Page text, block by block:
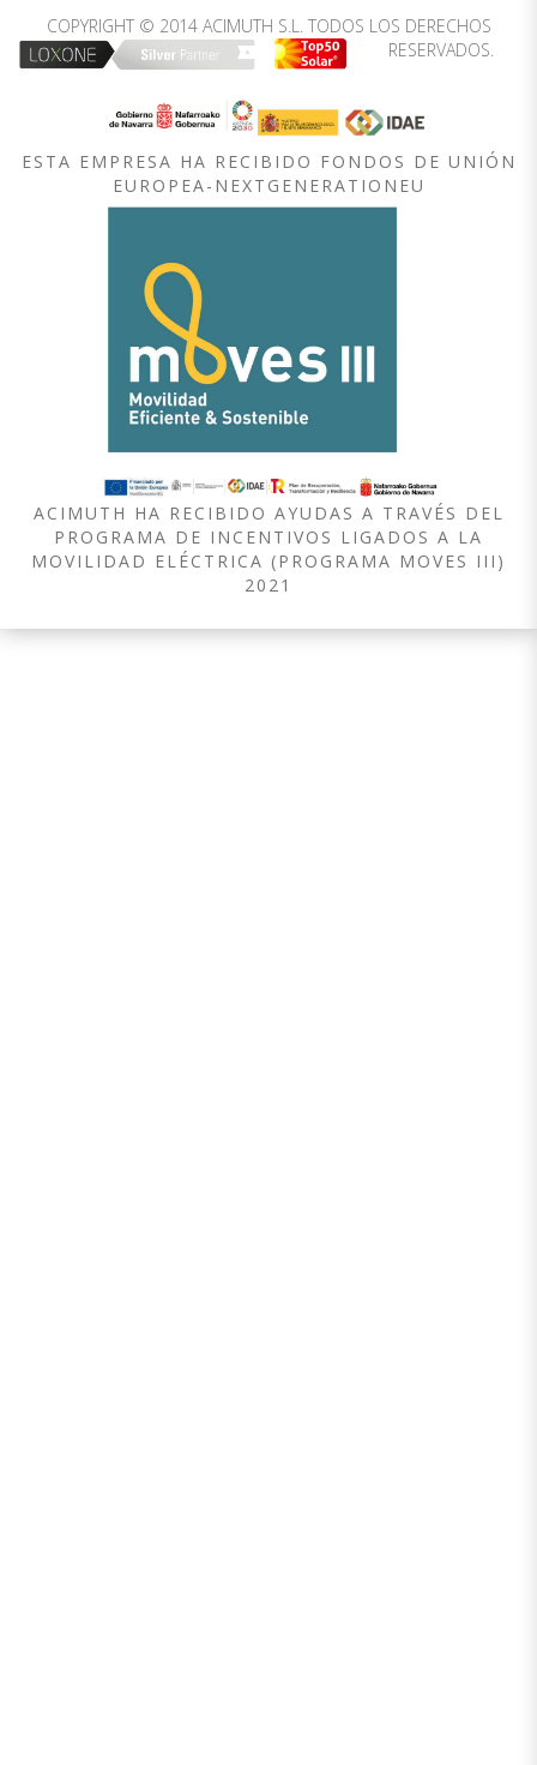
COPYRIGHT © 2014 ACIMUTH S.L. TODOS LOS DERECHOS
RESERVADOS.
ESTA EMPRESA HA RECIBIDO FONDOS DE UNIÓN
EUROPEA-NEXTGENERATIONEU
ACIMUTH HA RECIBIDO AYUDAS A TRAVÉS DEL
PROGRAMA DE INCENTIVOS LIGADOS A LA
MOVILIDAD ELÉCTRICA (PROGRAMA MOVES III)
2021